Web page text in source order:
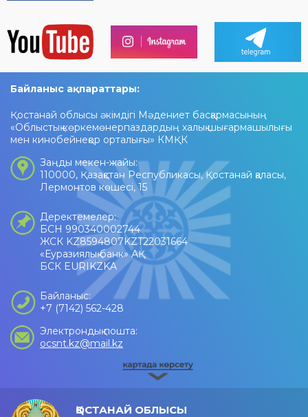
Байланыс ақпараттары:
Қостанай облысы әкімдігі Мәдениет басқармасының
«Облыстық көркемөнерпаздардың халық шығармашылығы
мен кинобейнеқор орталығы» КМҚК
Заңды мекен-жайы:
110000, Қазақстан Республикасы, Қостанай қаласы,
Лермонтов көшесі, 15
Деректемелер:
БСН 990340002744
ЖСК KZ8594807KZT22031664
«Еуразиялық банк» АҚ
БСК EURIKZKA
Байланыс:
+7 (7142) 562-428
Электрондық пошта:
ocsnt.kz@mail.kz
ҚОСТАНАЙ ОБЛЫСЫ